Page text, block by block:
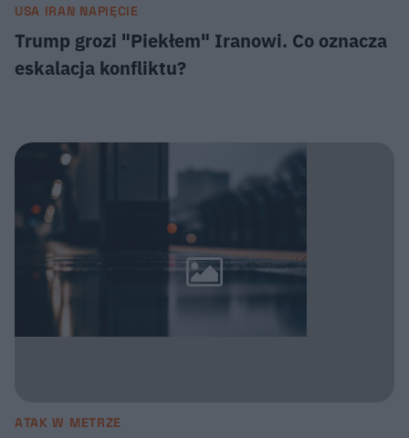
USA IRAN NAPIĘCIE
Trump grozi "Piekłem" Iranowi. Co oznacza
eskalacja konfliktu?
ATAK W METRZE